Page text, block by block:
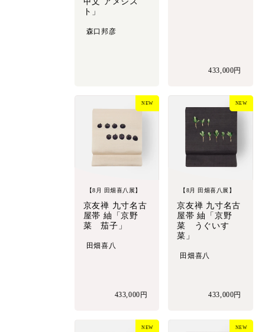
ト」
森口邦彦
433,000円
【8月 田畑喜八展】
京友禅 九寸名古
屋帯 紬「京野
菜 茄子」
田畑喜八
433,000円
NEW
【8月 田畑喜八展】
京友禅 九寸名古
屋帯 紬「京野
菜 うぐいす
菜」
田畑喜八
433,000円
NEW
NEW NEW